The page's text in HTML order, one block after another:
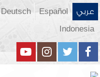
عربي Español
Deutsch
Indonesia